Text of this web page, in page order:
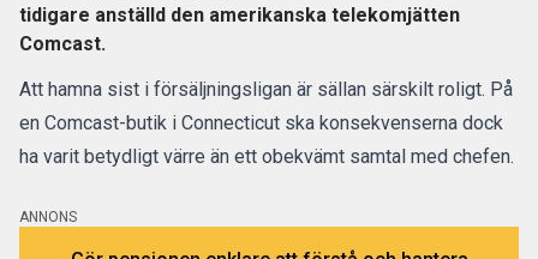
tidigare anställd den amerikanska telekomjätten
Comcast.
Att hamna sist i försäljningsligan är sällan särskilt roligt. På
en Comcast-butik i Connecticut ska konsekvenserna dock
ha varit betydligt värre än ett obekvämt samtal med chefen.
ANNONS